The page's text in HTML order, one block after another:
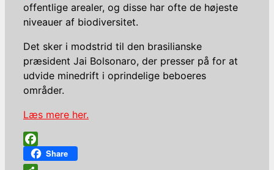
offentlige arealer, og disse har ofte de højeste
niveauer af biodiversitet.
Det sker i modstrid til den brasilianske
præsident Jai Bolsonaro, der presser på for at
udvide minedrift i oprindelige beboeres
områder.
Læs mere her.
Facebook
Share